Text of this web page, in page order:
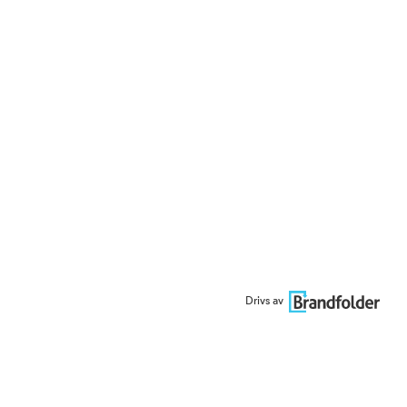
Drivs av